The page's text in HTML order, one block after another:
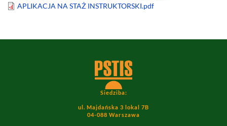
Document
APLIKACJA NA STAŻ INSTRUKTORSKI.pdf
Image
Siedziba:
ul. Majdańska 3 lokal 7B
04-088 Warszawa